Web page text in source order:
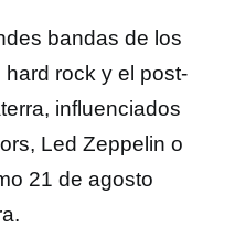
bandas de los
rock y el post-
influenciados
Led Zeppelin o
21 de agosto